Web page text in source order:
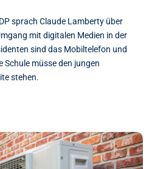
sprach Claude Lamberty über
mit digitalen Medien in der
sind das Mobiltelefon und
Schule müsse den jungen
stehen.